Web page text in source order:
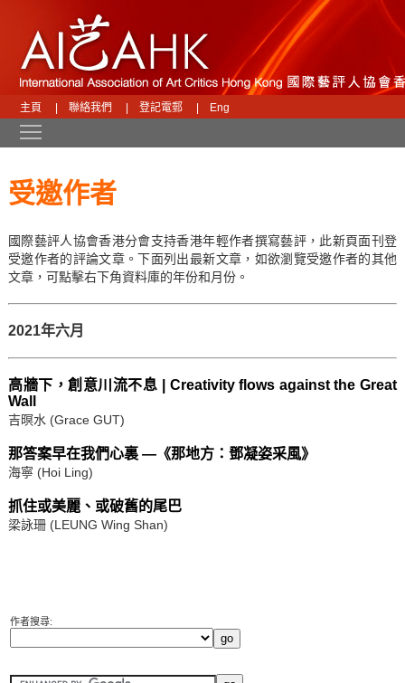
主頁 聯絡我們 登記電郵 Eng
受邀作者
國際藝評人協會香港分會支持香港年輕作者撰寫藝評，此新頁面刊登
受邀作者的評論文章。下面列出最新文章，如欲瀏覽受邀作者的其他
文章，可點擊右下角資料庫的年份和月份。
2021年六月
高牆下，創意川流不息 | Creativity flows against the Great
Wall
吉暝水 (Grace GUT)
那答案早在我們心裏 —《那地方：鄧凝姿采風》
海寧 (Hoi Ling)
抓住或美麗、或破舊的尾巴
梁詠珊 (LEUNG Wing Shan)
作者搜尋: